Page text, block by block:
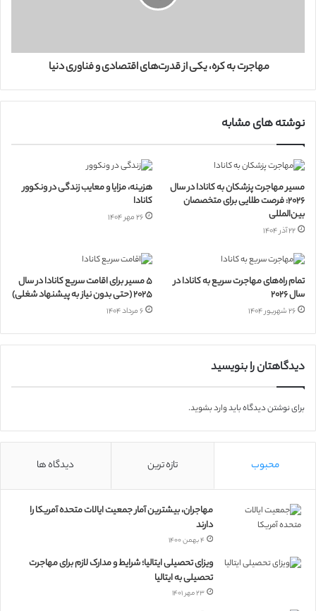
مهاجرت به کره، یکی از قدرت‌‌های اقتصادی و فناوری دنیا
نوشته های مشابه
مسیر مهاجرت پزشکان به کانادا در سال
۲۰۲۶: فرصت طلایی برای متخصصان
بین‌المللی
۲۲ آذر ۱۴۰۴
هزینه، مزایا و معایب زندگی در ونکوور
کانادا
۲۶ مهر ۱۴۰۴
تمام راه‌های مهاجرت سریع به کانادا در
سال ۲۰۲۶
۲۶ شهریور ۱۴۰۴
۵ مسیر برای اقامت سریع کانادا در سال
۲۰۲۵ (حتی بدون نیاز به پیشنهاد شغلی)
۶ مرداد ۱۴۰۴
دیدگاهتان را بنویسید
برای نوشتن دیدگاه بایدوارد بشوید.
محبوب تازه ترین دیدگاه ها
مهاجران، بیشترین آمار جمعیت ایالات متحده آمریکا را
دارند
۴ بهمن ۱۴۰۰
ویزای تحصیلی ایتالیا؛ شرایط و مدارک لازم برای مهاجرت
تحصیلی به ایتالیا
۲۳ مهر ۱۴۰۱